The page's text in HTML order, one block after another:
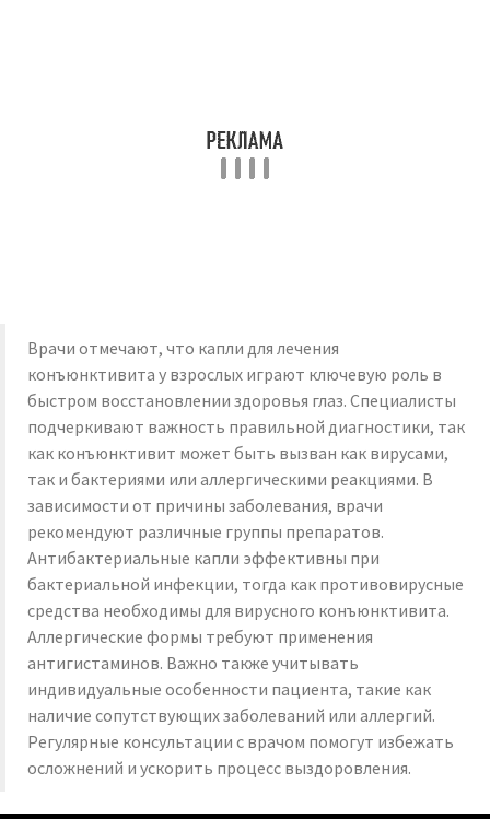
Врачи отмечают, что капли для лечения
конъюнктивита у взрослых играют ключевую роль в
быстром восстановлении здоровья глаз. Специалисты
подчеркивают важность правильной диагностики, так
как конъюнктивит может быть вызван как вирусами,
так и бактериями или аллергическими реакциями. В
зависимости от причины заболевания, врачи
рекомендуют различные группы препаратов.
Антибактериальные капли эффективны при
бактериальной инфекции, тогда как противовирусные
средства необходимы для вирусного конъюнктивита.
Аллергические формы требуют применения
антигистаминов. Важно также учитывать
индивидуальные особенности пациента, такие как
наличие сопутствующих заболеваний или аллергий.
Регулярные консультации с врачом помогут избежать
осложнений и ускорить процесс выздоровления.